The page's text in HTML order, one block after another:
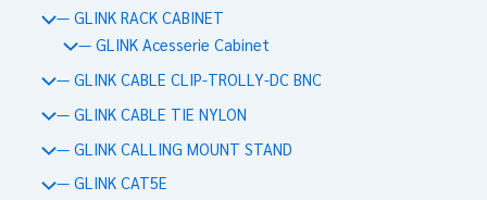
— GLINK RACK CABINET
— GLINK Acesserie Cabinet
— GLINK CABLE CLIP-TROLLY-DC BNC
— GLINK CABLE TIE NYLON
— GLINK CALLING MOUNT STAND
— GLINK CAT5E